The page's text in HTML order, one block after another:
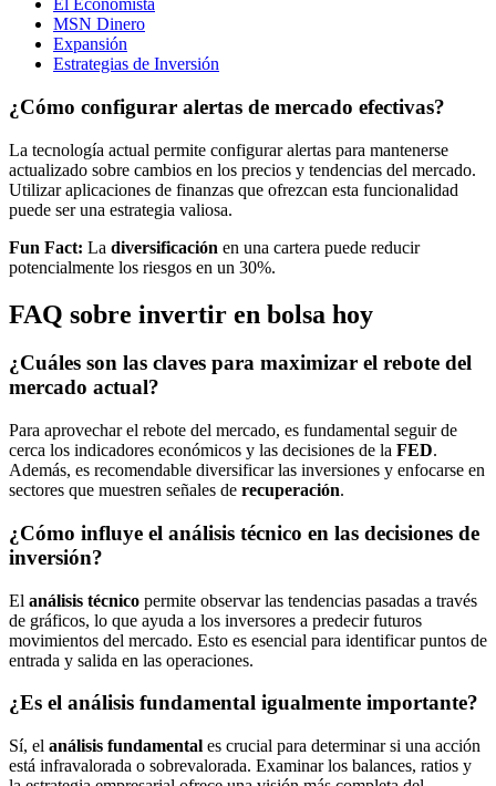
El Economista
MSN Dinero
Expansión
Estrategias de Inversión
¿Cómo configurar alertas de mercado efectivas?
La tecnología actual permite configurar alertas para mantenerse
actualizado sobre cambios en los precios y tendencias del mercado.
Utilizar aplicaciones de finanzas que ofrezcan esta funcionalidad
puede ser una estrategia valiosa.
Fun Fact: La diversificación en una cartera puede reducir
potencialmente los riesgos en un 30%.
FAQ sobre invertir en bolsa hoy
¿Cuáles son las claves para maximizar el rebote del
mercado actual?
Para aprovechar el rebote del mercado, es fundamental seguir de
cerca los indicadores económicos y las decisiones de la FED.
Además, es recomendable diversificar las inversiones y enfocarse en
sectores que muestren señales de recuperación.
¿Cómo influye el análisis técnico en las decisiones de
inversión?
El análisis técnico permite observar las tendencias pasadas a través
de gráficos, lo que ayuda a los inversores a predecir futuros
movimientos del mercado. Esto es esencial para identificar puntos de
entrada y salida en las operaciones.
¿Es el análisis fundamental igualmente importante?
Sí, el análisis fundamental es crucial para determinar si una acción
está infravalorada o sobrevalorada. Examinar los balances, ratios y